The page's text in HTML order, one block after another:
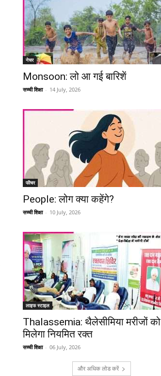
नेचर
Monsoon: लो आ गई बारिशें
सच्ची शिक्षा - 14 July, 2026
फीचर
People: लोग क्या कहेंगे?
सच्ची शिक्षा - 10 July, 2026
लाइफ स्टाइल
Thalassemia: थैलेसीमिया मरीजों को
मिलेगा नियमित रक्त
सच्ची शिक्षा - 06 July, 2026
और अधिक लोड करें